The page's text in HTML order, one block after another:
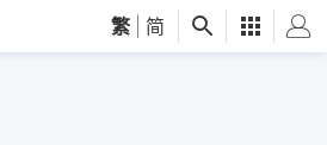
繁 简